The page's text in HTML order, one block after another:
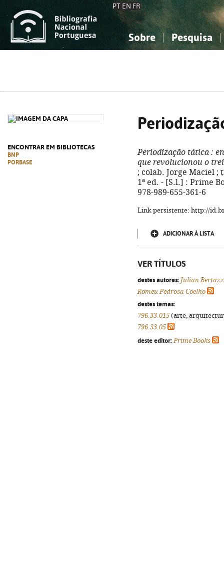
PT EN FR
Sobre Pesquisa
ENCONTRAR EM BIBLIOTECAS
BNP
PORBASE
Periodização tática :
que revolucionou o
; colab. Jorge Maciel ;
1ª ed. - [S.l.] : Prime
978-989-655-361-6
Link persistente: http://
ADICIONAR À LISTA
VER TÍTULOS
destes autores: Julian
Romeu Pedrosa Coelho
destes temas:
796.33.015 (arte,
796.33.05
deste editor: Prime Books